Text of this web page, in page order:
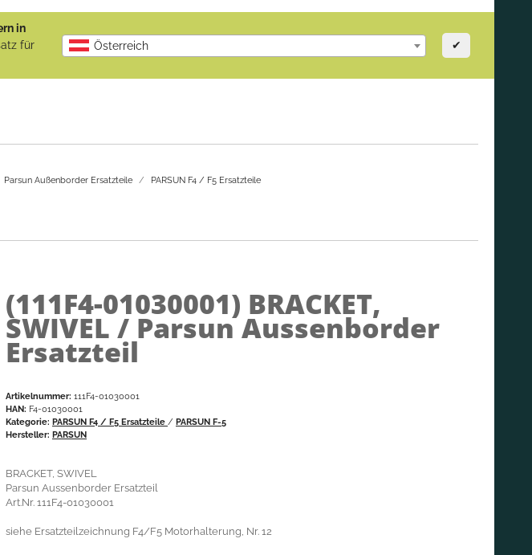
in
für
Österreich ✔
Parsun Außenborder Ersatzteile
PARSUN F4 / F5 Ersatzteile
(111F4-01030001) BRACKET,
SWIVEL / Parsun Aussenborder
Ersatzteil
Artikelnummer: 111F4-01030001
HAN: F4-01030001
Kategorie: PARSUN F4 / F5 Ersatzteile / PARSUN F-5
Hersteller: PARSUN
BRACKET, SWIVEL
Parsun Aussenborder Ersatzteil
Art.Nr. 111F4-01030001
siehe Ersatzteilzeichnung F4/F5 Motorhalterung, Nr. 12